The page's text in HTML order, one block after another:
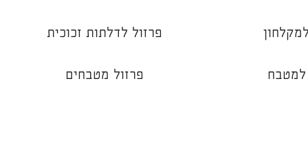
פרזול לדלתות זכוכית
למטבח פרזול מטבחים